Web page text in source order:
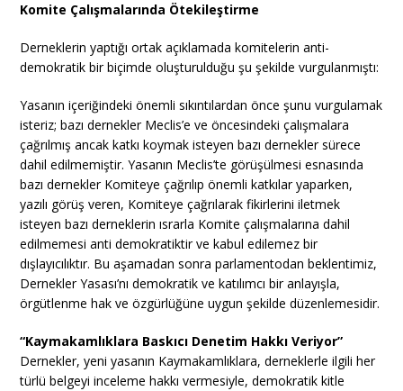
Komite Çalışmalarında Ötekileştirme
Derneklerin yaptığı ortak açıklamada komitelerin anti-
demokratik bir biçimde oluşturulduğu şu şekilde vurgulanmıştı:
Yasanın içeriğindeki önemli sıkıntılardan önce şunu vurgulamak
isteriz; bazı dernekler Meclis’e ve öncesindeki çalışmalara
çağrılmış ancak katkı koymak isteyen bazı dernekler sürece
dahil edilmemiştir. Yasanın Meclis’te görüşülmesi esnasında
bazı dernekler Komiteye çağrılıp önemli katkılar yaparken,
yazılı görüş veren, Komiteye çağrılarak fikirlerini iletmek
isteyen bazı derneklerin ısrarla Komite çalışmalarına dahil
edilmemesi anti demokratiktir ve kabul edilemez bir
dışlayıcılıktır. Bu aşamadan sonra parlamentodan beklentimiz,
Dernekler Yasası’nı demokratik ve katılımcı bir anlayışla,
örgütlenme hak ve özgürlüğüne uygun şekilde düzenlemesidir.
“Kaymakamlıklara Baskıcı Denetim Hakkı Veriyor”
Dernekler, yeni yasanın Kaymakamlıklara, derneklerle ilgili her
türlü belgeyi inceleme hakkı vermesiyle, demokratik kitle